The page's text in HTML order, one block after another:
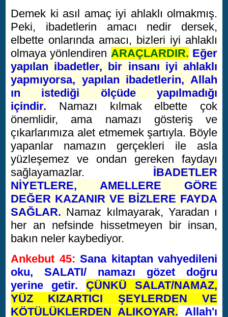
Demek ki asıl amaç iyi ahlaklı olmakmış.
Peki, ibadetlerin amacı nedir dersek,
elbette onlarında amacı, bizleri iyi ahlaklı
olmaya yönlendiren ARAÇLARDIR. Eğer
yapılan ibadetler, bir insanı iyi ahlaklı
yapmıyorsa, yapılan ibadetlerin, Allah
ın istediği ölçüde yapılmadığı
içindir. Namazı kılmak elbette çok
önemlidir, ama namazı gösteriş ve
çıkarlarımıza alet etmemek şartıyla. Böyle
yapanlar namazın gerçekleri ile asla
yüzleşemez ve ondan gereken faydayı
sağlayamazlar. İBADETLER
NİYETLERE, AMELLERE GÖRE
DEĞER KAZANIR VE BİZLERE FAYDA
SAĞLAR. Namaz kılmayarak, Yaradan ı
her an nefsinde hissetmeyen bir insan,
bakın neler kaybediyor.
Ankebut 45: Sana kitaptan vahyedileni
oku, SALATI/ namazı gözet doğru
yerine getir. ÇÜNKÜ SALAT/NAMAZ,
YÜZ KIZARTICI ŞEYLERDEN VE
KÖTÜLÜKLERDEN ALIKOYAR. Allah'ı